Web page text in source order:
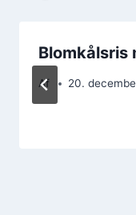
Blomkålsris
Af 20.